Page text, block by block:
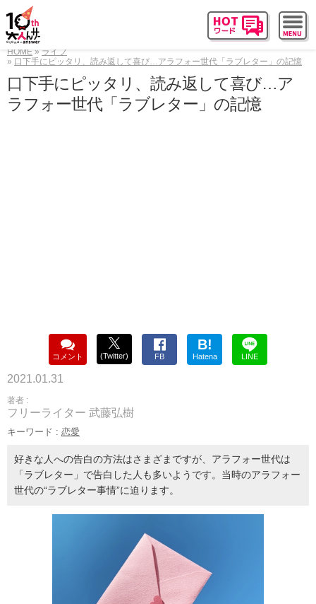
HOME
ライフ
口下手にピッタリ、読み返して喜び…アラフォー世代「ラブレター」の記憶
口下手にピッタリ、読み返して喜び…ア
ラフォー世代「ラブレター」の記憶
コメント (Twitter) FB
B!
Hatena LINE
2021.01.31
著者 :
フリーライター 武藤弘樹
キーワード : 恋愛
好きな人への告白の方法はさまざまですが、アラフォー世代は
「ラブレター」で告白した人も多いようです。当時のアラフォー
世代の“ラブレター事情”に迫ります。